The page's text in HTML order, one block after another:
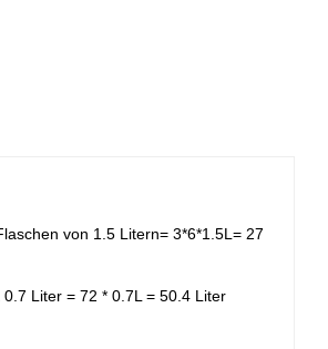
von 1.5 Litern= 3*6*1.5L= 27
Liter = 72 * 0.7L = 50.4 Liter